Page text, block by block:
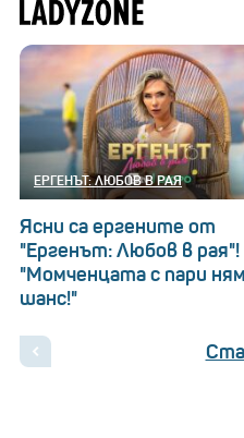
ЕРГЕНЪТ: ЛЮБОВ В РАЯ
Ясни са ергените от
"Ергенът: Любов в рая"!
"Момченцата с пари
шанс!"